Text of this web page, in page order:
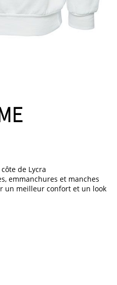
de Lycra
emmanchures et manches
un meilleur confort et un look